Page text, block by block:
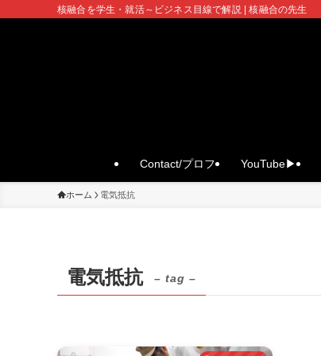
核融合を学生・就活～ビジネス目線で解説 | 核融合の先生
Contact/プロフ YouTube▶
ホーム 電気抵抗
電気抵抗 – tag –